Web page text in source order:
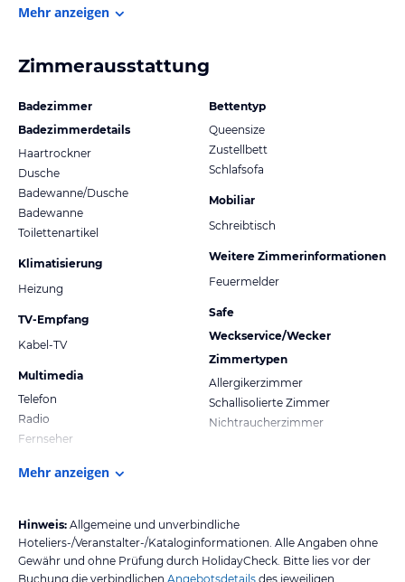
Mehr anzeigen
Zimmerausstattung
Badezimmer
Badezimmerdetails
Haartrockner
Dusche
Badewanne/Dusche
Badewanne
Toilettenartikel
Klimatisierung
Heizung
TV-Empfang
Kabel-TV
Multimedia
Telefon
Radio
Fernseher
Bettentyp
Queensize
Zustellbett
Schlafsofa
Mobiliar
Schreibtisch
Weitere Zimmerinformationen
Feuermelder
Safe
Weckservice/Wecker
Zimmertypen
Allergikerzimmer
Schallisolierte Zimmer
Nichtraucherzimmer
Mehr anzeigen
Hinweis: Allgemeine und unverbindliche
Hoteliers-/Veranstalter-/Kataloginformationen. Alle Angaben ohne
Gewähr und ohne Prüfung durch HolidayCheck. Bitte lies vor der
Buchung die verbindlichen Angebotsdetails des jeweiligen